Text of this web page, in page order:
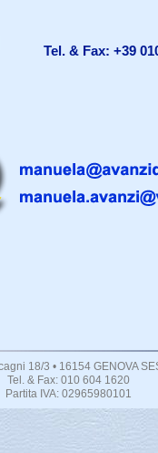
Tel. & Fax: +39
18/3 • 16154 GENOVA
Tel. & Fax: 010 604 1620
Partita IVA: 02965980101